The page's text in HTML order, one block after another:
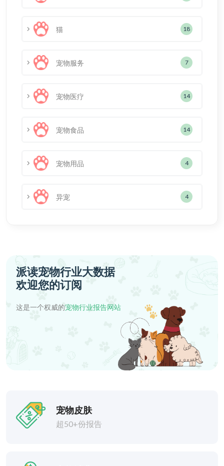
猫 18
宠物服务 7
宠物医疗 14
宠物食品 14
宠物用品 4
异宠 4
派读宠物行业大数据
欢迎您的订阅
这是一个权威的宠物行业报告网站
宠物皮肤
超50+份报告